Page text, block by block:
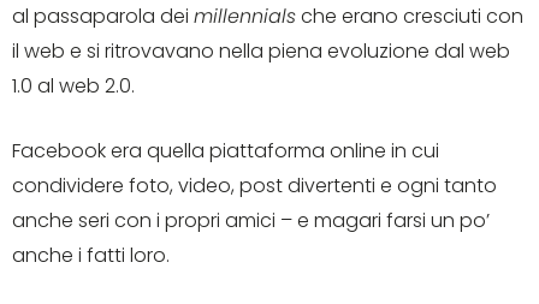
al passaparola dei millennialsche erano cresciuti con
il web e si ritrovavano nella piena evoluzione dal web
1.0 al web 2.0.
Facebook era quella piattaforma online in cui
condividere foto, video, post divertenti e ogni tanto
anche seri con i propri amici – e magari farsi un po’
anche i fatti loro.